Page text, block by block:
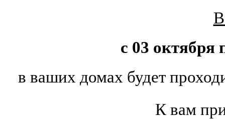
с 03 октября
в ваших домах будет
К вам